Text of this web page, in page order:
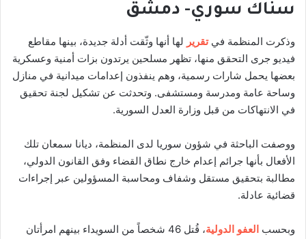
سناك سوري- دمشق
وذكرت المنظمة فيتقرير لها أنها وثّقت أدلة جديدة، بينها مقاطع
فيديو جرى التحقق منها، تظهر مسلحين يرتدون بزات أمنية وعسكرية
بعضها يحمل شارات رسمية، وهم ينفذون إعدامات ميدانية في منازل
وساحة عامة ومدرسة ومستشفى. وتحدثت عن تشكيل لجنة تحقيق
في الانتهاكات من قبل وزارة العدل السورية.
ووصفت الباحثة في شؤون سوريا لدى المنظمة، ديانا سمعان تلك
الأفعال بأنها جرائم إعدام خارج نطاق القضاء وفق القانون الدولي،
مطالبة بتحقيق مستقل وشفاف ومحاسبة المسؤولين عبر إجراءات
قضائية عادلة.
وبحسب العفو الدولية
، قُتل 46 شخصاً من السويداء بينهم امرأتان